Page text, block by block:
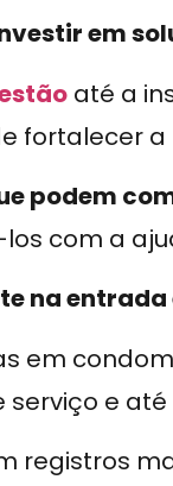
em
até a
fortalecer
podem
com a
na
em
serviço e
registros